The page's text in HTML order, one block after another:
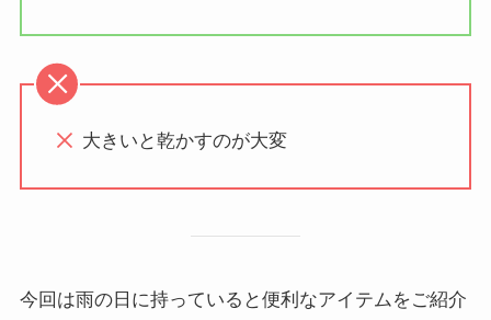
大きいと乾かすのが大変
今回は雨の日に持っていると便利なアイテムをご紹介